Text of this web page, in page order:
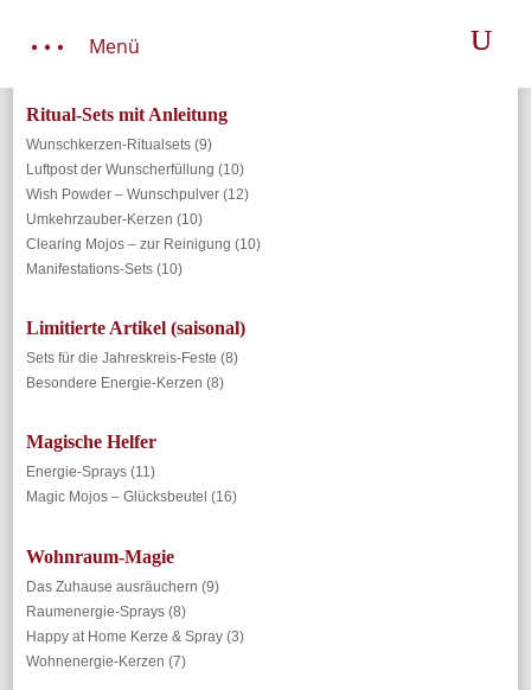
Menü
Ritual-Sets mit Anleitung
Wunschkerzen-Ritualsets(9)
Luftpost der Wunscherfüllung (10)
Wish Powder – Wunschpulver(12)
Umkehrzauber-Kerzen (10)
Clearing Mojos – zur Reinigung (10)
Manifestations-Sets(10)
Limitierte Artikel (saisonal)
Sets für die Jahreskreis-Feste (8)
Besondere Energie-Kerzen (8)
Magische Helfer
Energie-Sprays(11)
Magic Mojos – Glücksbeutel (16)
Wohnraum-Magie
Das Zuhause ausräuchern (9)
Raumenergie-Sprays(8)
Happy at Home Kerze & Spray(3)
Wohnenergie-Kerzen (7)